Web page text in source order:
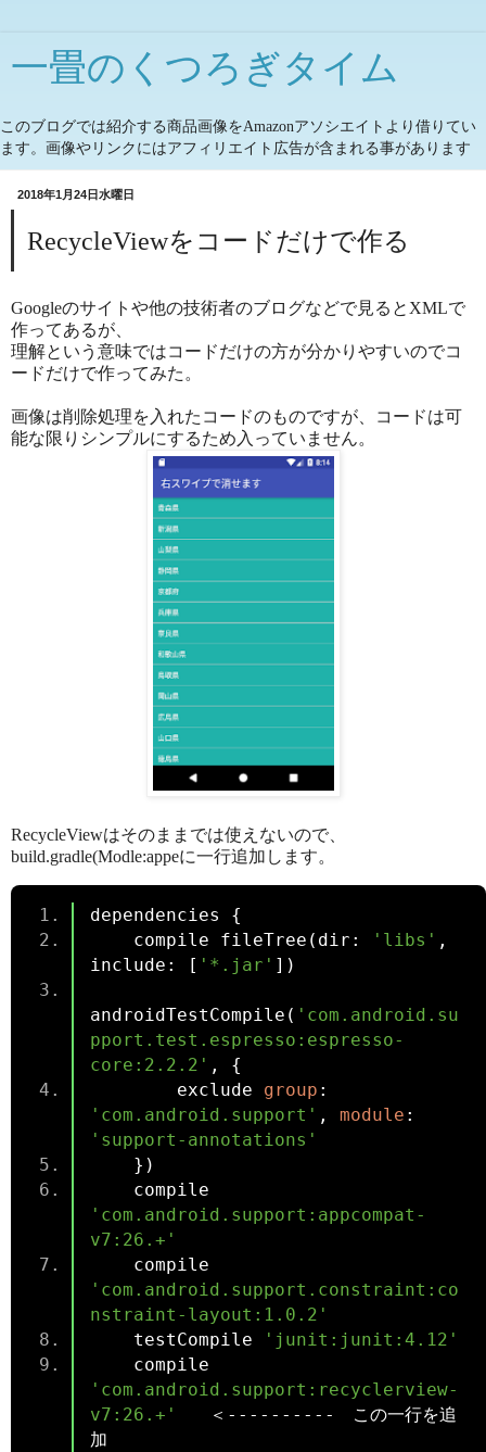
一畳のくつろぎタイム
このブログでは紹介する商品画像をAmazonアソシエイトより借りてい
ます。画像やリンクにはアフィリエイト広告が含まれる事があります
2018年1月24日水曜日
RecycleViewをコードだけで作る
Googleのサイトや他の技術者のブログなどで見るとXMLで
作ってあるが、
理解という意味ではコードだけの方が分かりやすいのでコ
ードだけで作ってみた。
画像は削除処理を入れたコードのものですが、コードは可
能な限りシンプルにするため入っていません。
RecycleViewはそのままでは使えないので、
build.gradle(Modle:appeに一行追加します。
dependencies {
    compile fileTree
( dir : 'libs' ,
include : [ '*.jar' ])
androidTestCompile ( 'com.android.su
pport.test.espresso:espresso-
core:2.2.2' ,
{
        exclude
group :
'com.android.support' , module :
'support-annotations'
})
'com.android.support:appcompat-
v7:26.+'
'com.android.support.constraint:co
nstraint-layout:1.0.2'
    testCompile
'junit:junit:4.12'
'com.android.support:recyclerview-
v7:26.+'
＜----------　この一行を追
加